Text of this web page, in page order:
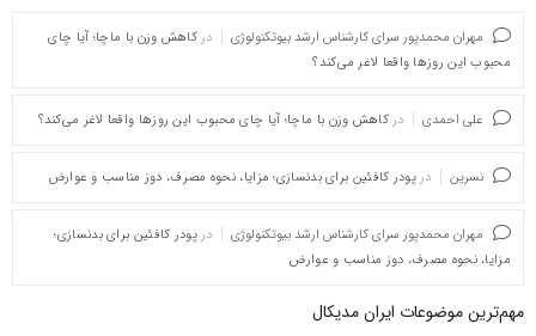
مهران محمدپور سرای کارشناس ارشد بیوتکنولوژی درکاهش وزن با ماچا؛ آیا چای
محبوب این روزها واقعا لاغر می‌کند؟
علی احمدی درکاهش وزن با ماچا؛ آیا چای محبوب این روزها واقعا لاغر می‌کند؟
نسرین درپودر کافئین برای بدنسازی؛ مزایا، نحوه مصرف، دوز مناسب و عوارض
مهران محمدپور سرای کارشناس ارشد بیوتکنولوژی درپودر کافئین برای بدنسازی؛
مزایا، نحوه مصرف، دوز مناسب و عوارض
مهم‌ترین موضوعات ایران مدیکال